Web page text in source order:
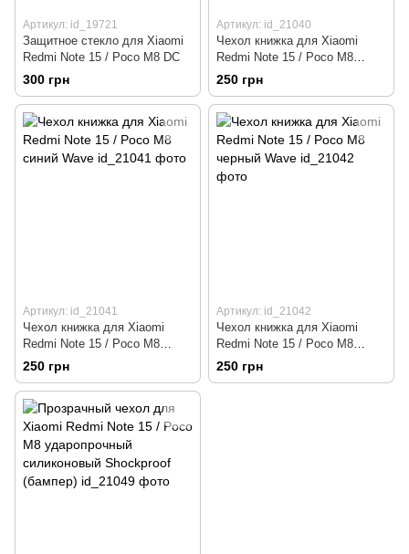
Артикул: id_19721
Защитное стекло для Xiaomi
Redmi Note 15 / Poco M8 DC
300 грн
Артикул: id_21040
Чехол книжка для Xiaomi
Redmi Note 15 / Poco M8
красный Wave
250 грн
Артикул: id_21041
Чехол книжка для Xiaomi
Redmi Note 15 / Poco M8
синий Wave
250 грн
Артикул: id_21042
Чехол книжка для Xiaomi
Redmi Note 15 / Poco M8
черный Wave
250 грн